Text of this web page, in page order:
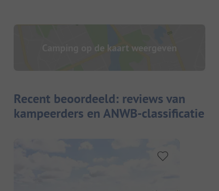
Camping op de kaart weergeven
Recent beoordeeld: reviews van
kampeerders en ANWB-classificatie